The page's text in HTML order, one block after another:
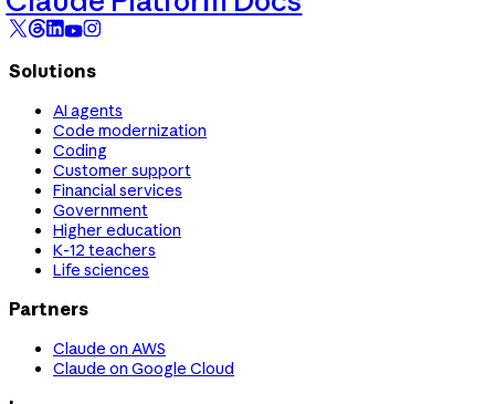
Solutions
AI agents
Code modernization
Coding
Customer support
Financial services
Government
Higher education
K-12 teachers
Life sciences
Partners
Claude on AWS
Claude on Google Cloud